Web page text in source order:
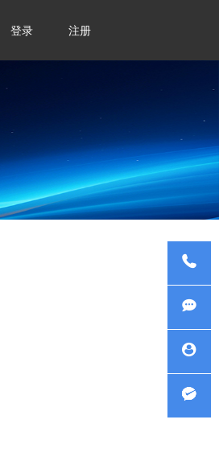
登录 注册
服务热
线
在线咨
询
企业QQ